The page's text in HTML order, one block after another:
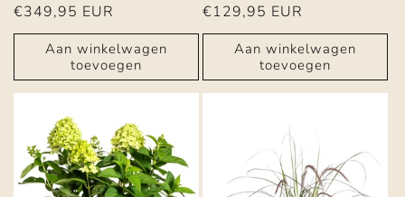
Normale
prijs
€349,95 EUR
Aan winkelwagen
toevoegen
Normale
prijs
€129,95 EUR
Aan winkelwagen
toevoegen